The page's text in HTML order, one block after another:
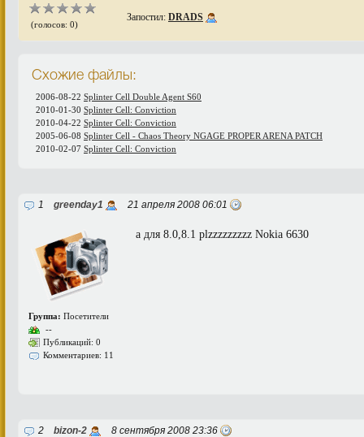
(голосов: 0)
Запостил: DRADS
Схожие файлы:
2006-08-22 Splinter Cell Double Agent S60
2010-01-30 Splinter Cell: Conviction
2010-04-22 Splinter Cell: Conviction
2005-06-08 Splinter Cell - Chaos Theory NGAGE PROPER ARENA PATCH
2010-02-07 Splinter Cell: Conviction
1 greenday1 21 апреля 2008 06:01
Группа: Посетители
--
Публикаций: 0
Комментариев: 11
а для 8.0,8.1 plzzzzzzzzz Nokia 6630
2 bizon-2 8 сентября 2008 23:36